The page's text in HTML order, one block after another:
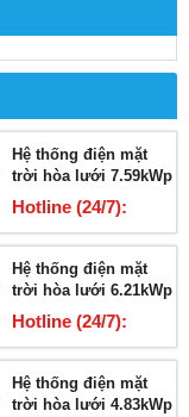
Hệ thống điện mặt
trời hòa lưới 7.59kWp
Hotline (24/7):
03678.2.5959
Hệ thống điện mặt
trời hòa lưới 6.21kWp
Hotline (24/7):
03678.2.5959
Hệ thống điện mặt
trời hòa lưới 4.83kWp